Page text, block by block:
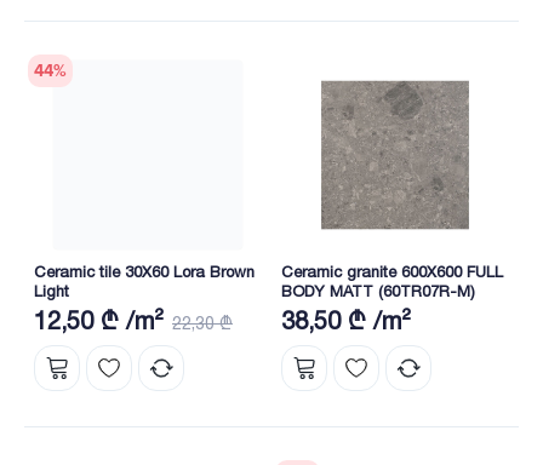
44%
Ceramic tile 30X60 Lora Brown
Light
12,50 ₾ /m² 22,30 ₾
Ceramic granite 600X600 FULL
BODY MATT (60TR07R-M)
38,50 ₾ /m²